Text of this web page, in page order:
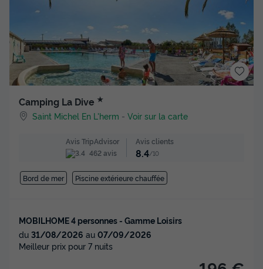
Camping La Dive ★
Saint Michel En L'herm -Voir sur la carte
Avis TripAdvisor
462 avis
Avis clients
8.4/10
Bord de mer Piscine extérieure chauffée
MOBILHOME 4 personnes - Gamme Loisirs
du 31/08/2026 au 07/09/2026
Meilleur prix pour 7 nuits